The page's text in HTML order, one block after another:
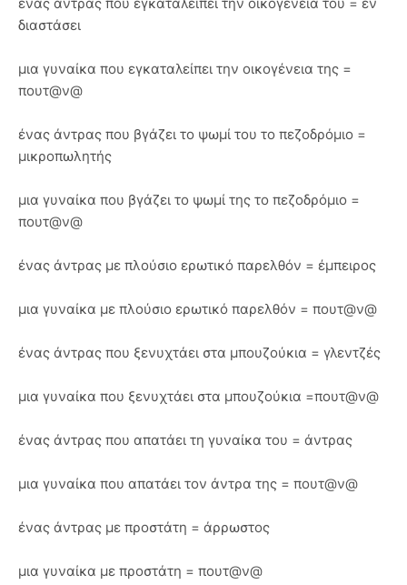
διαστάσει
μια γυναίκα που εγκαταλείπει την οικογένεια της =
πουτ@ν@
ένας άντρας που βγάζει το ψωμί του το πεζοδρόμιο =
μικροπωλητής
μια γυναίκα που βγάζει το ψωμί της το πεζοδρόμιο =
πουτ@ν@
ένας άντρας με πλούσιο ερωτικό παρελθόν = έμπειρος
μια γυναίκα με πλούσιο ερωτικό παρελθόν = πουτ@ν@
ένας άντρας που ξενυχτάει στα μπουζούκια = γλεντζές
μια γυναίκα που ξενυχτάει στα μπουζούκια =πουτ@ν@
ένας άντρας που απατάει τη γυναίκα του = άντρας
μια γυναίκα που απατάει τον άντρα της = πουτ@ν@
ένας άντρας με προστάτη = άρρωστος
μια γυναίκα με προστάτη = πουτ@ν@